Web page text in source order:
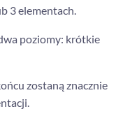
3 elementach.
poziomy: krótkie
zostaną znacznie